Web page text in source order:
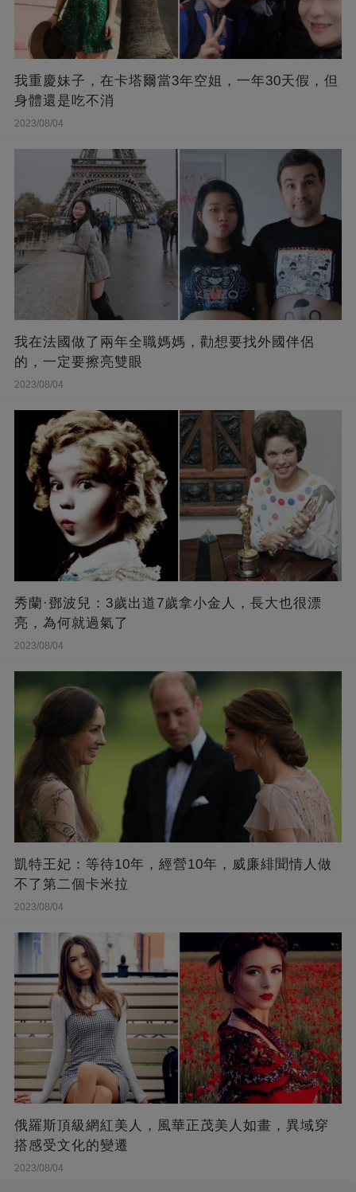
我重慶妹子，在卡塔爾當3年空姐，一年30天假，但
身體還是吃不消
2023/08/04
我在法國做了兩年全職媽媽，勸想要找外國伴侶
的，一定要擦亮雙眼
2023/08/04
秀蘭·鄧波兒：3歲出道7歲拿小金人，長大也很漂
亮，為何就過氣了
2023/08/04
凱特王妃：等待10年，經營10年，威廉緋聞情人做
不了第二個卡米拉
2023/08/04
俄羅斯頂級網紅美人，風華正茂美人如畫，異域穿
搭感受文化的變遷
2023/08/04